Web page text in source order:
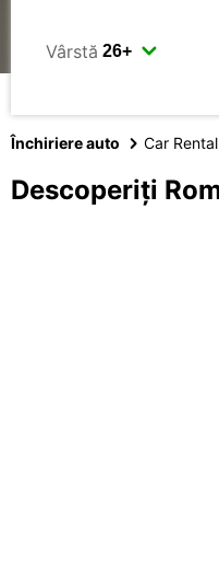
Vârstă
Închiriere auto Car
Descoperiți